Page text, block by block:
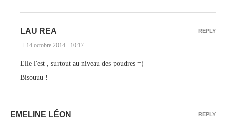
LAU REA
14 octobre 2014 - 10:17
Elle l'est , surtout au niveau des poudres =)
Bisouuu !
REPLY
EMELINE LÉON REPLY